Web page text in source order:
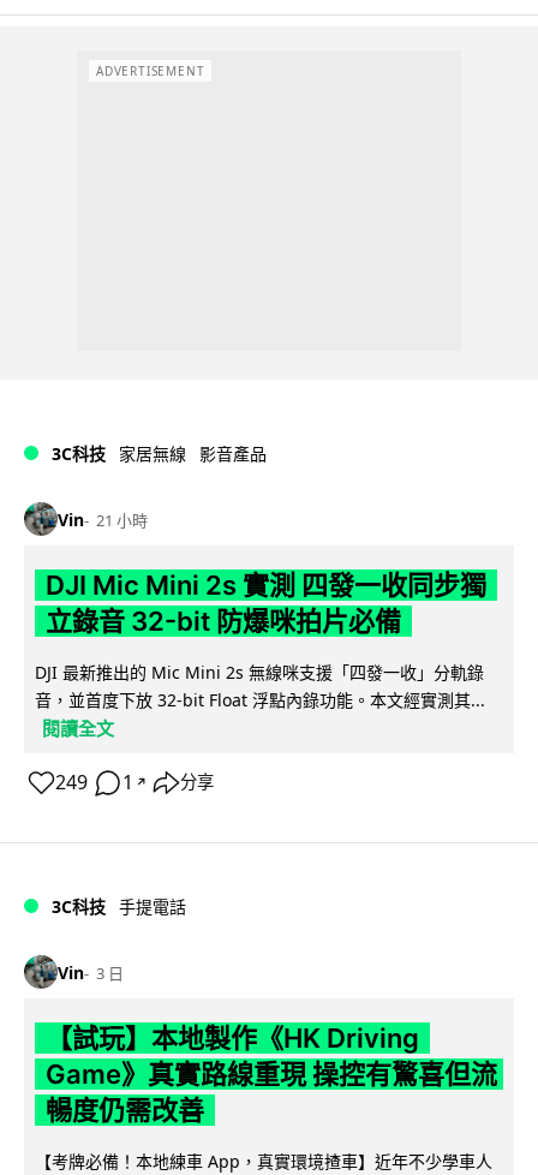
ADVERTISEMENT
3C科技 家居無線 影音產品
Vin 21 小時
DJI Mic Mini 2s 實測 四發一收同步獨
立錄音 32-bit 防爆咪拍片必備
DJI 最新推出的 Mic Mini 2s 無線咪支援「四發一收」分軌錄
音，並首度下放 32-bit Float 浮點內錄功能。本文經實測其...
閱讀全文
249 1 ↗ 分享
3C科技 手提電話
Vin 3 日
【試玩】本地製作《HK Driving
Game》真實路線重現 操控有驚喜但流
暢度仍需改善
【考牌必備！本地練車 App，真實環境揸車】近年不少學車人